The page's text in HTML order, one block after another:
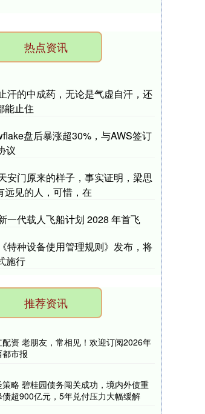
热点资讯
汗的中成药，无论是气虚自汗，还
能止住
盘后暴涨超30%，与AWS签订
议
安门原来的样子，事实证明，梁思
远见的人，可惜，在
一代载人飞船计划 2028 年首飞
特种设备使用管理规则》发布，将
施行
推荐资讯
配资 老朋友，常相见！欢迎订阅2026年
市报
策略 碧桂园债务闯关成功，境内外债重
债超900亿元，5年兑付压力大幅缓解